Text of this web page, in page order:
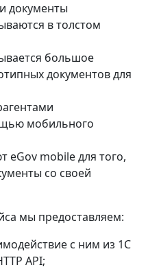
документы
в толстом
большое
документов для
мобильного
eGov mobile для того,
со своей
мы предоставляем:
с ним из 1С
API;